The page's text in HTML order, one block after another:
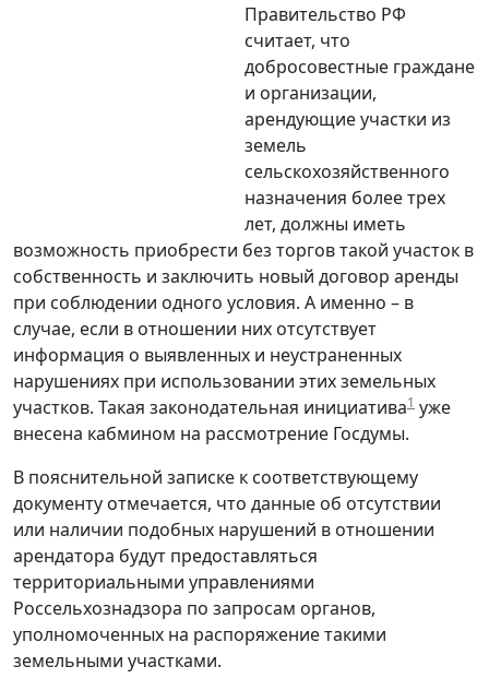
Правительство РФ
считает, что
добросовестные граждане
и организации,
арендующие участки из
земель
сельскохозяйственного
назначения более трех
лет, должны иметь
возможность приобрести без торгов такой участок в
собственность и заключить новый договор аренды
при соблюдении одного условия. А именно – в
случае, если в отношении них отсутствует
информация о выявленных и неустраненных
нарушениях при использовании этих земельных
участков. Такая законодательная инициатива1 уже
внесена кабмином на рассмотрение Госдумы.
В пояснительной записке к соответствующему
документу отмечается, что данные об отсутствии
или наличии подобных нарушений в отношении
арендатора будут предоставляться
территориальными управлениями
Россельхознадзора по запросам органов,
уполномоченных на распоряжение такими
земельными участками.